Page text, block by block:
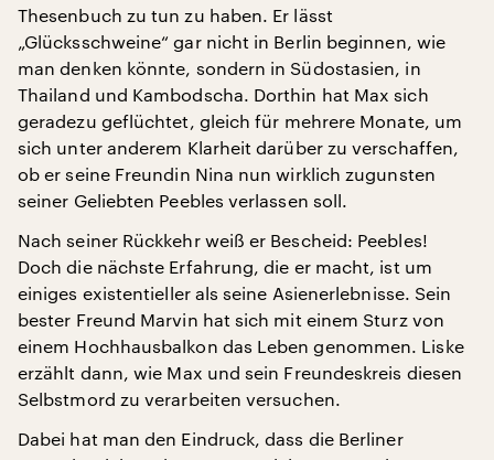
Thesenbuch zu tun zu haben. Er lässt
„Glücksschweine“ gar nicht in Berlin beginnen, wie
man denken könnte, sondern in Südostasien, in
Thailand und Kambodscha. Dorthin hat Max sich
geradezu geflüchtet, gleich für mehrere Monate, um
sich unter anderem Klarheit darüber zu verschaffen,
ob er seine Freundin Nina nun wirklich zugunsten
seiner Geliebten Peebles verlassen soll.
Nach seiner Rückkehr weiß er Bescheid: Peebles!
Doch die nächste Erfahrung, die er macht, ist um
einiges existentieller als seine Asienerlebnisse. Sein
bester Freund Marvin hat sich mit einem Sturz von
einem Hochhausbalkon das Leben genommen. Liske
erzählt dann, wie Max und sein Freundeskreis diesen
Selbstmord zu verarbeiten versuchen.
Dabei hat man den Eindruck, dass die Berliner